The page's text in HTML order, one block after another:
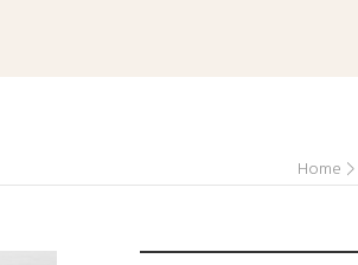
Home >